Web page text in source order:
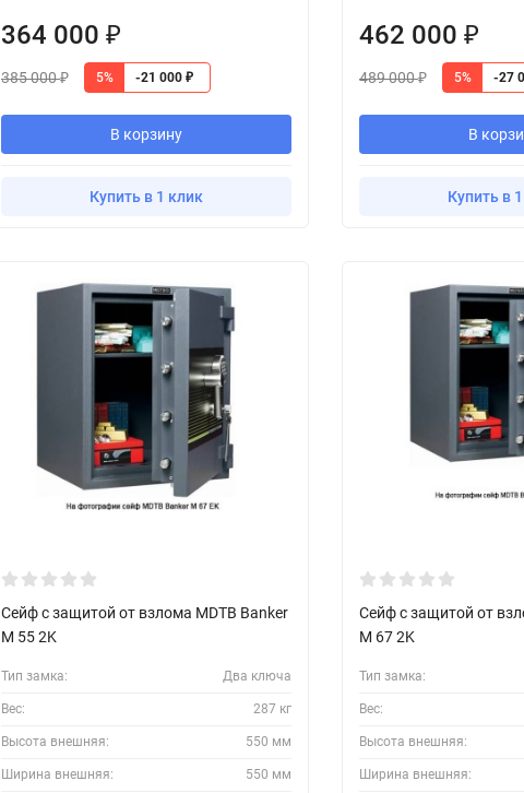
364 000 ₽
385 000₽ 5% -21 000 ₽
В корзину
Купить в 1 клик
462 000 ₽
489 000₽ 5% -27
В
Купить в
Сейф с защитой от взлома MDTB Banker
M 55 2K
Тип замка: Два ключа
Вес: 287 кг
Высота внешняя: 550 мм
Ширина внешняя: 550 мм
Сейф с защитой от
M 67 2K
Тип замка:
Вес:
Высота внешняя:
Ширина внешняя: